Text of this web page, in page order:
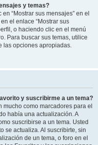
y temas?
“Mostrar sus mensajes” en el
el enlace “Mostrar sus
o haciendo clic en el menú
Para buscar sus temas, utilice
las opciones apropiadas.
y suscribirme a un tema?
mucho como marcadores para el
había una actualización. A
suscribirse a un tema. Usted
se actualiza. Al suscribirte, sin
de un tema, o foro en el